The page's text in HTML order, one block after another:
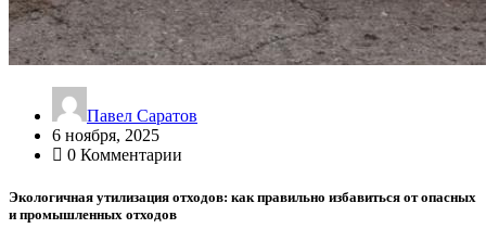
Павел Саратов
6 ноября, 2025
0 Комментарии
Экологичная утилизация отходов: как правильно избавиться от опасных
и промышленных отходов